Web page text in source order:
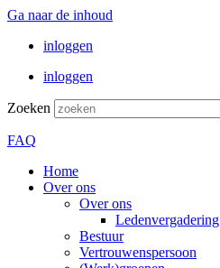
Ga naar de inhoud
inloggen
inloggen
Zoeken
FAQ
Home
Over ons
Over ons
Ledenvergadering
Bestuur
Vertrouwenspersoon